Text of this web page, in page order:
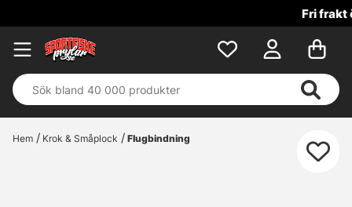
Fri frakt över 699 kr!
Hem Krok & Småplock Flugbindning